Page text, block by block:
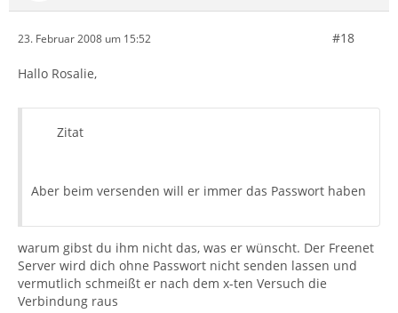
23. Februar 2008 um 15:52 #18
Hallo Rosalie,
Zitat
Aber beim versenden will er immer das Passwort haben
warum gibst du ihm nicht das, was er wünscht. Der Freenet
Server wird dich ohne Passwort nicht senden lassen und
vermutlich schmeißt er nach dem x-ten Versuch die
Verbindung raus